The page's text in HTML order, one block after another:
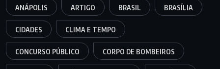
ANÁPOLIS ARTIGO BRASIL BRASÍLIA
CIDADES CLIMA E TEMPO
CONCURSO PÚBLICO CORPO DE BOMBEIROS